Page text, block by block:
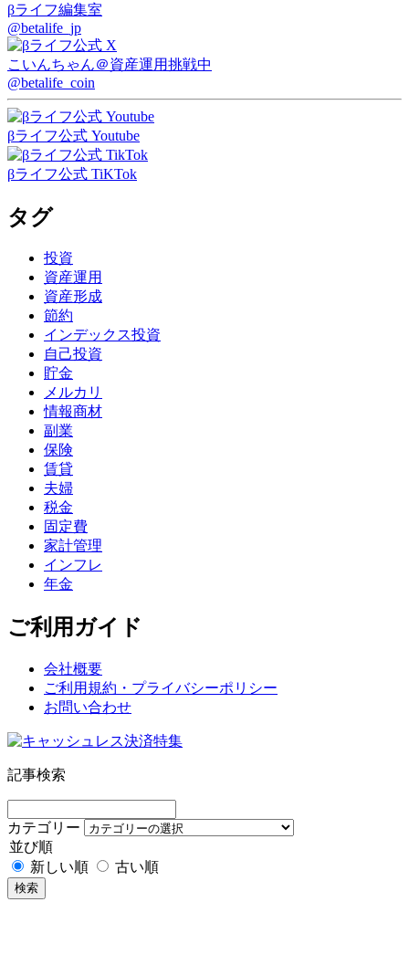
βライフ編集室
@betalife_jp
こいんちゃん＠資産運用挑戦中
@betalife_coin
βライフ公式 Youtube
βライフ公式 TiKTok
タグ
投資
資産運用
資産形成
節約
インデックス投資
自己投資
貯金
メルカリ
情報商材
副業
保険
賃貸
夫婦
税金
固定費
家計管理
インフレ
年金
ご利用ガイド
会社概要
ご利用規約・プライバシーポリシー
お問い合わせ
記事検索
カテゴリー
並び順
新しい順
古い順